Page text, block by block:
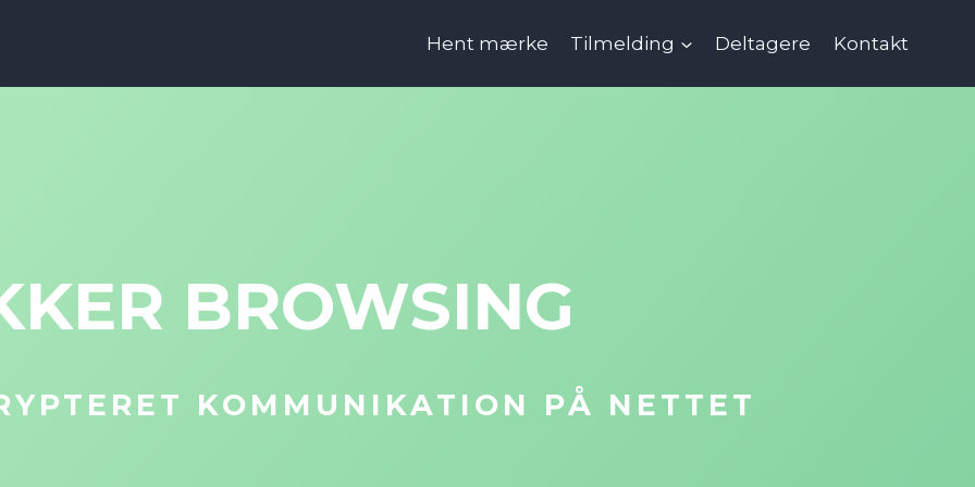
Hent mærke Tilmelding Deltagere Kontakt
BROWSING
KOMMUNIKATION PÅ NETTET